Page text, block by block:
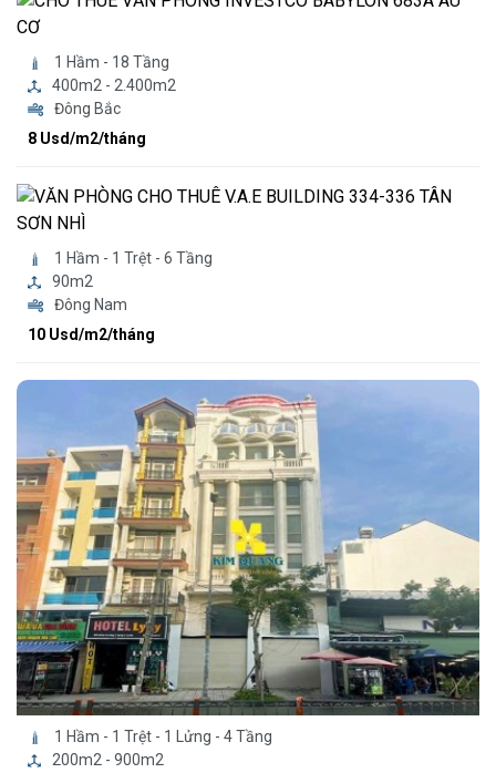
1 Hầm - 18 Tầng
400m2 - 2.400m2
Đông Bắc
8 Usd/m2/tháng
1 Hầm - 1 Trệt - 6 Tầng
90m2
Đông Nam
10 Usd/m2/tháng
1 Hầm - 1 Trệt - 1 Lửng - 4 Tầng
200m2 - 900m2